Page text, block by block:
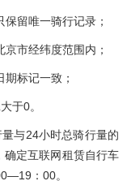
留唯一骑行记录；
市经纬度范围内；
标记一致；
于0。
与24小时总骑行量的
确定互联网租赁自行车
：00。